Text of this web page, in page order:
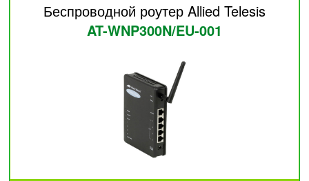
Беспроводной роутер Allied Telesis
AT-WNP300N/EU-001